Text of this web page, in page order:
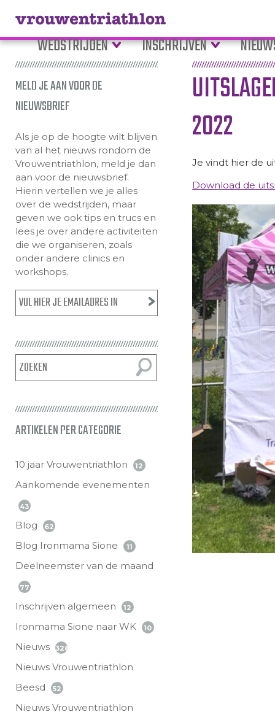
WEDSTRIJDEN INSCHRIJVEN
MELD JE AAN VOOR DE
NIEUWSBRIEF
Als je op de hoogte wilt blijven
van al het nieuws rondom de
Vrouwentriathlon, meld je dan
aan voor de nieuwsbrief.
Hierin vertellen we je alles
over de wedstrijden, maar
geven we ook tips en trucs en
lees je over andere activiteiten
die we organiseren, zoals
onder andere clinics en
workshops.
ARTIKELEN PER CATEGORIE
10 jaar Vrouwentriathlon 12
Aankomende evenementen
43
Blog 62
Blog Ironmama Sione 11
Deelneemster van de maand
77
Inschrijven algemeen 12
Ironmama Sione naar WK 10
Nieuws 328
Nieuws Vrouwentriathlon
Beesd
52
Nieuws Vrouwentriathlon
2022
Je vindt hier de
Download de